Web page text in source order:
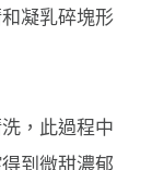
凝乳碎塊形
，此過程中
到微甜濃郁